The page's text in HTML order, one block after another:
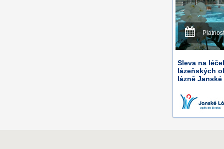
Sleva na
lázeňských
lázně Janské